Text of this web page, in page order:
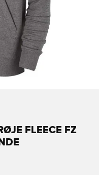
FLEECE FZ